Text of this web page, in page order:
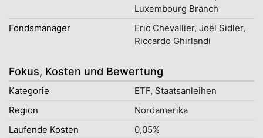
Luxembourg Branch
Fondsmanager
Eric Chevallier, Joël Sidler,
Riccardo Ghirlandi
Fokus, Kosten und Bewertung
Kategorie
ETF, Staatsanleihen
Region
Nordamerika
Laufende Kosten
0,05%